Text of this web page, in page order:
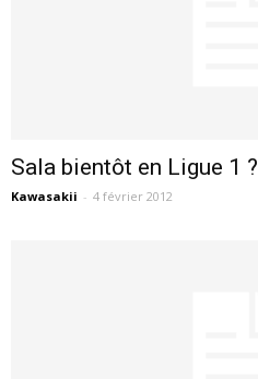
Sala bientôt en Ligue 1 ?
Kawasakii - 4 février 2012